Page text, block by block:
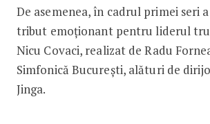
De asemenea, în cadrul primei seri
tribut emoționant pentru liderul
Nicu Covaci, realizat de Radu
Simfonică București, alături de
Jinga.